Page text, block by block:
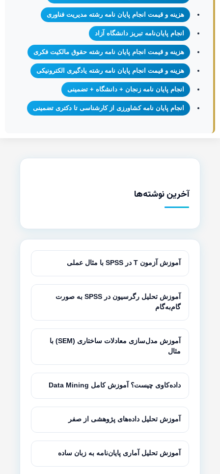
هزینه و قیمت انجام پایان نامه رشته مدیریت فناوری
انجام پایان‌نامه تبریز دانشگاه آزاد
هزینه و قیمت انجام پایان نامه رشته حقوق مالکیت فکری
هزینه و قیمت انجام پایان نامه رشته یادگیری الکترونیکی
انجام پایان نامه زنجان + دانشگاه + تضمینی
انجام پایان نامه کشاورزی از کارشناسی تا دکتری تضمینی
آخرین نوشته‌ها
آموزش آزمون T در SPSS با مثال عملی
آموزش تحلیل رگرسیون در SPSS به صورت
گام‌به‌گام
آموزش مدل‌سازی معادلات ساختاری (SEM) با
مثال
داده‌کاوی چیست؟ آموزش کامل Data Mining
آموزش تحلیل داده‌های پژوهشی از صفر
آموزش تحلیل آماری پایان‌نامه به زبان ساده